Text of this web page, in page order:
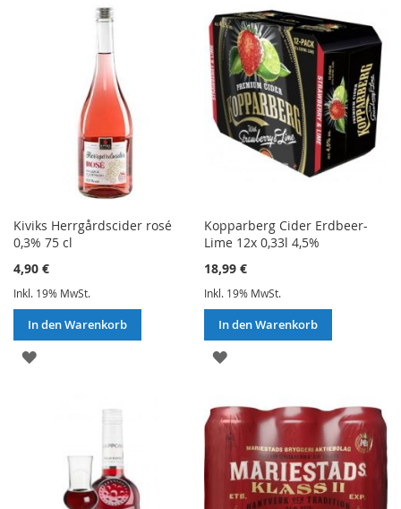
HINZUFÜGEN
HINZUFÜGEN
Kiviks Herrgårdscider rosé
0,3% 75 cl
4,90 €
Inkl. 19% MwSt.
In den Warenkorb
ZUR
Kopparberg Cider Erdbeer-
Lime 12x 0,33l 4,5%
18,99 €
Inkl. 19% MwSt.
In den Warenkorb
ZUR
HINZUFÜGEN